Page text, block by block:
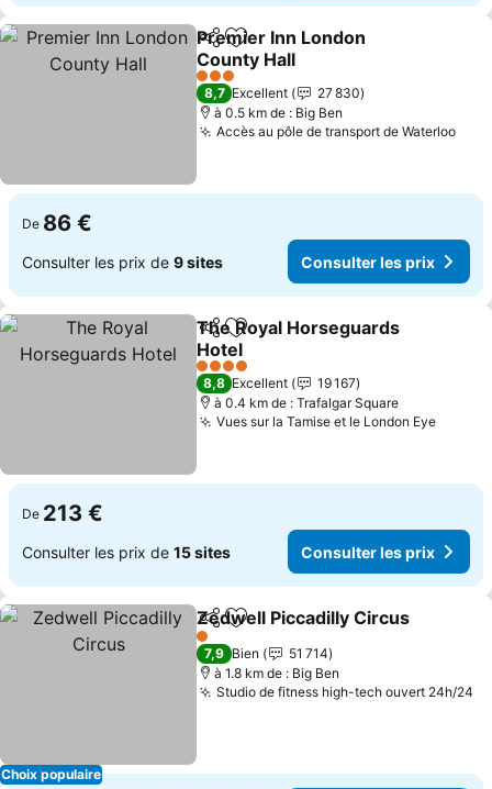
PartagerAjouter à mes favoris
Premier Inn London
County Hall
Consulter les prix
3 Étoiles
8,7 Excellent
27 830
à 0.5 km de : Big Ben
Accès au pôle de transport de Waterloo
De 86 €
Consulter les prix de 9 sites Consulter les prix
PartagerAjouter à mes favoris
The Royal Horseguards
Hotel
Consulter les prix
4 Étoiles
8,8 Excellent
19 167
à 0.4 km de : Trafalgar Square
Vues sur la Tamise et le London Eye
De 213 €
Consulter les prix de 15 sites Consulter les prix
Choix populaire
PartagerAjouter à mes favoris
Zedwell Piccadilly Circus
1 Étoiles
7,9 Bien
51 714
à 1.8 km de : Big Ben
Studio de fitness high-tech ouvert 24h/24